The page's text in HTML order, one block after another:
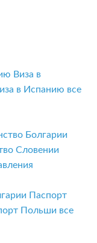
Виза в
в Испанию все
Болгарии
Словении
Паспорт
Польши все